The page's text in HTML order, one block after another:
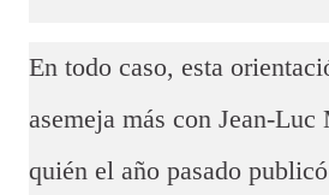
En todo caso, esta
asemeja más con Jean-
quién el año pasado